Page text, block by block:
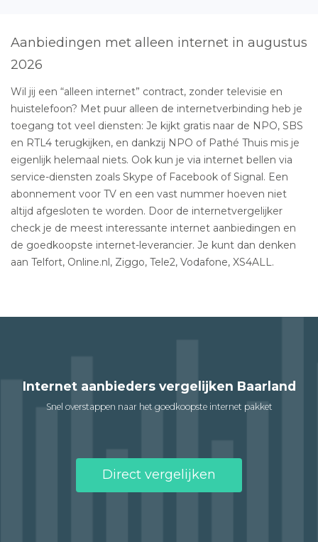
Aanbiedingen met alleen internet in augustus
2026
Wil jij een “alleen internet” contract, zonder televisie en
huistelefoon? Met puur alleen de internetverbinding heb je
toegang tot veel diensten: Je kijkt gratis naar de NPO, SBS
en RTL4 terugkijken, en dankzij NPO of Pathé Thuis mis je
eigenlijk helemaal niets. Ook kun je via internet bellen via
service-diensten zoals Skype of Facebook of Signal. Een
abonnement voor TV en een vast nummer hoeven niet
altijd afgesloten te worden. Door de internetvergelijker
check je de meest interessante internet aanbiedingen en
de goedkoopste internet-leverancier. Je kunt dan denken
aan Telfort, Online.nl, Ziggo, Tele2, Vodafone, XS4ALL.
Internet aanbieders vergelijken Baarland
Snel overstappen naar het goedkoopste internet pakket
Direct vergelijken